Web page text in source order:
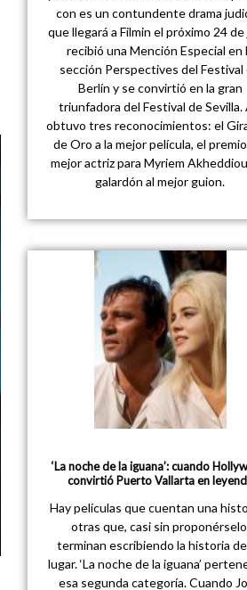
con es un contundente drama
que llegará a Filmin el próximo 24 de
recibió una Mención Especial en
sección Perspectives del Festival
Berlín y se convirtió en la gran
triunfadora del Festival de Sevilla.
obtuvo tres reconocimientos: el
de Oro a la mejor película, el premio
mejor actriz para Myriem
galardón al mejor guion.
‘La noche de la iguana’: cuando
convirtió Puerto Vallarta en
Hay películas que cuentan una
otras que, casi sin
terminan escribiendo la historia
lugar. ‘La noche de la iguana’
esa segunda categoría. Cuando